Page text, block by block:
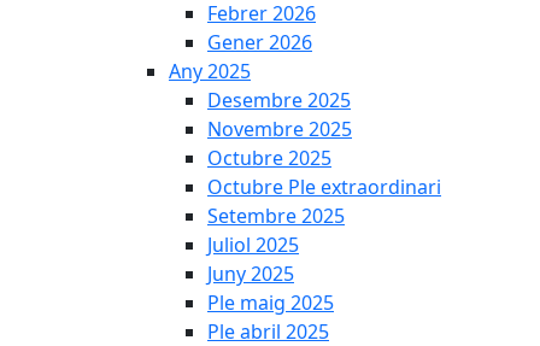
Febrer 2026
Gener 2026
Any 2025
Desembre 2025
Novembre 2025
Octubre 2025
Octubre Ple extraordinari
Setembre 2025
Juliol 2025
Juny 2025
Ple maig 2025
Ple abril 2025